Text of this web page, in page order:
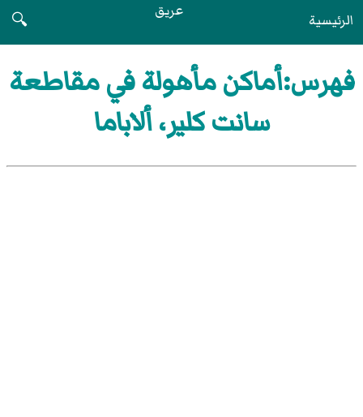
الرئيسية عريق
🔍
فهرس:أماكن مأهولة في مقاطعة
سانت كلير، ألاباما